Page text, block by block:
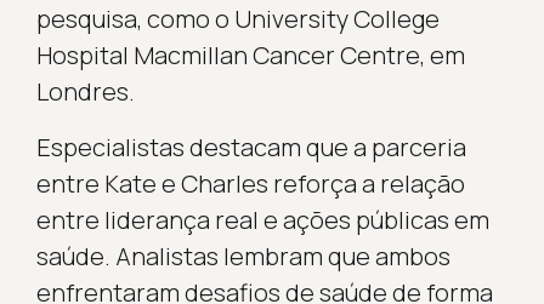
pesquisa, como o University College
Hospital Macmillan Cancer Centre, em
Londres.
Especialistas destacam que a parceria
entre Kate e Charles reforça a relação
entre liderança real e ações públicas em
saúde. Analistas lembram que ambos
enfrentaram desafios de saúde de forma